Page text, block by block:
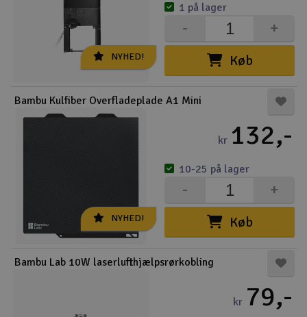
NYHED! Køb
+
-
1 på lager
NYHED!
Bambu Kulfiber Overfladeplade A1 Mini
kr 132,-
Køb
+
-
10-25 på lager
Bambu Lab 10W laserlufthjælpsrørkobling
kr 79,-